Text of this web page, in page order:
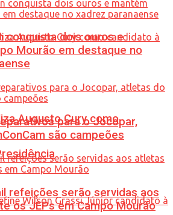
Augusto Cury como
conquista dois ouros e
Mourão em destaque no
para o Jocopar,
são campeões
refeições serão servidas aos
os JEPs em Campo Mourão